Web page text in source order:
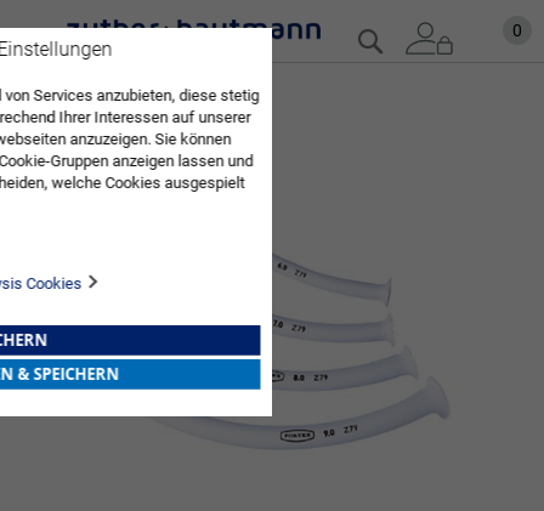
Zum
Inhalt
0
Suche
Zum
Ende
der
Bildgalerie
springen
Services anzubieten, diese stetig
Ihrer Interessen auf unserer
anzuzeigen. Sie können
Gruppen anzeigen lassen und
welche Cookies ausgespielt
Cookies
& SPEICHERN